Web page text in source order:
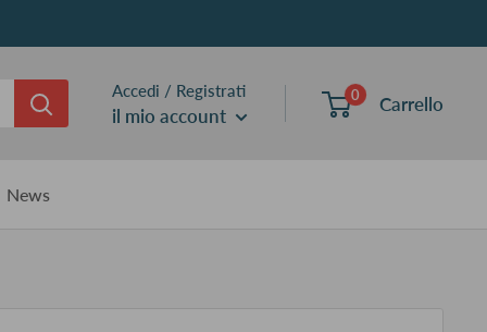
Accedi / Registrati
il mio account
0 Carrello
News